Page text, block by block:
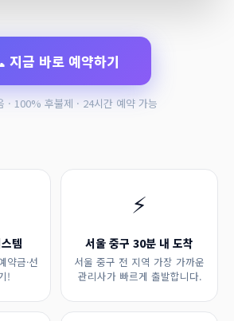
지금 바로 예약하기
· 100% 후불제 · 24시간 예약 가능
템
약금·선
!
⚡
서울 중구 30분 내 도착
서울 중구 전 지역 가장 가까운
관리사가 빠르게 출발합니다.